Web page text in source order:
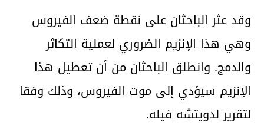
وقد عثر الباحثان على نقطة ضعف الفيروس
وهي هذا الإنزيم الضروري لعملية التكاثر
والدمج. وانطلق الباحثان من أن تعطيل هذا
الإنزيم سيؤدي إلى موت الفيروس، وذلك وفقا
لتقرير لدويتشه فيله.